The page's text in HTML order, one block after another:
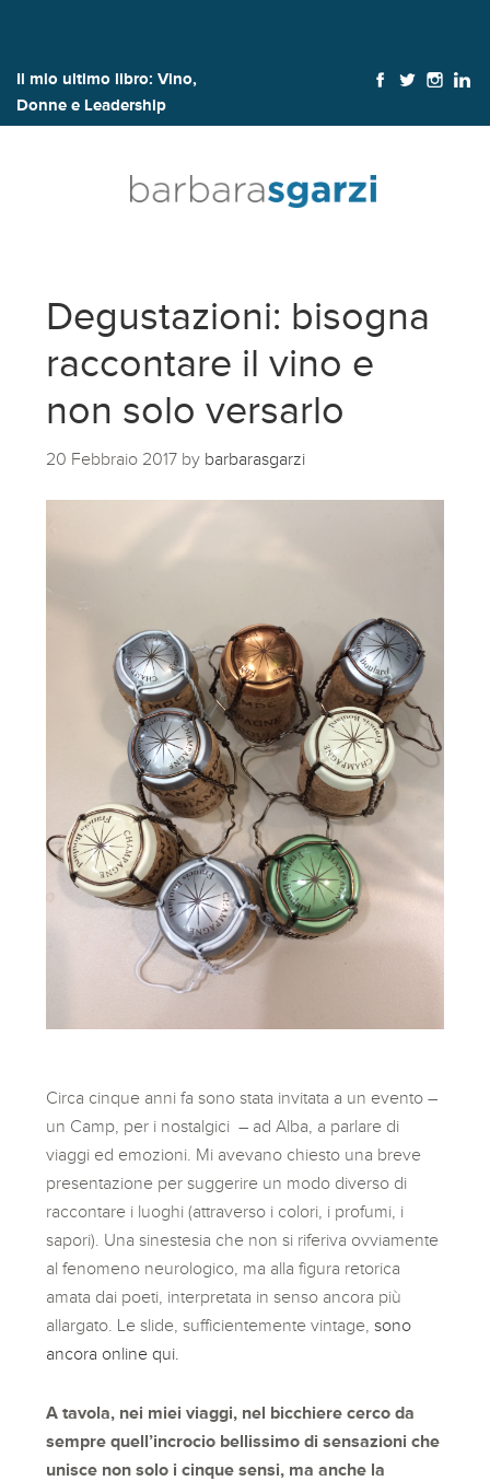
Il mio ultimo libro: Vino,
Donne e Leadership
Degustazioni: bisogna
raccontare il vino e
non solo versarlo
20 Febbraio 2017 by barbarasgarzi
Circa cinque anni fa sono stata invitata a un evento –
un Camp, per i nostalgici – ad Alba, a parlare di
viaggi ed emozioni. Mi avevano chiesto una breve
presentazione per suggerire un modo diverso di
raccontare i luoghi (attraverso i colori, i profumi, i
sapori). Una sinestesia che non si riferiva ovviamente
al fenomeno neurologico, ma alla figura retorica
amata dai poeti, interpretata in senso ancora più
allargato. Le slide, sufficientemente vintage,sono
ancora online qui.
A tavola, nei miei viaggi, nel bicchiere cerco da
sempre quell’incrocio bellissimo di sensazioni che
unisce non solo i cinque sensi, ma anche la